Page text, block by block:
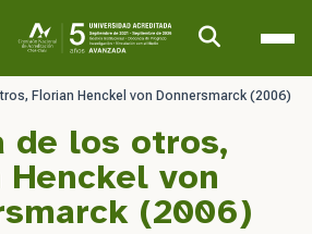
Florian Henckel von Donnersmarck (2006)
de los otros,
Henckel von
(2006)